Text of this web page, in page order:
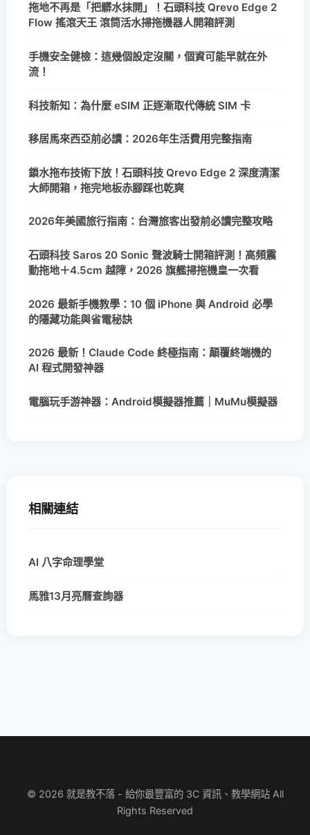
拖地不再是「把髒水抹開」！石頭科技 Qrevo Edge 2
Flow 搖滾天王 滾筒活水掃拖機器人開箱評測
手機安全健檢：這幾個設定沒關，個資可能早就在外
流！
科技新知：為什麼 eSIM 正逐漸取代傳統 SIM 卡
移居馬來西亞前必讀：2026年生活費用完整指南
鎖水拖布技術下放！石頭科技 Qrevo Edge 2 深度清潔
大師開箱，拖完地板赤腳踩也乾爽
2026年美國旅行指南：台灣旅客出發前必讀完整攻略
石頭科技 Saros 20 Sonic 聲波騎士開箱評測！高頻震
動拖地＋4.5cm 越障，2026 旗艦掃拖機皇一次看
2026 最新手機教學：10 個 iPhone 與 Android 必學
的隱藏功能與省電秘訣
2026 最新！Claude Code 終極指南：顛覆終端機的
AI 程式開發神器
電腦玩手游神器：Android模擬器推薦｜MuMu模擬器
相關連結
AI 八字命理學堂
馬雅13月亮曆查詢器
© 2026 就是教不落 - 給你最豐富的 3C 資訊、教學網站 All
Rights Reserved